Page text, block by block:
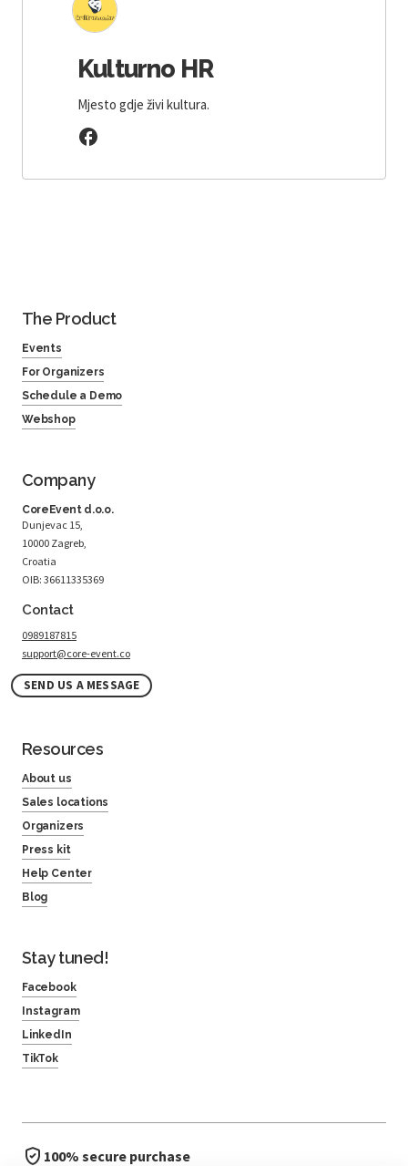
Kulturno HR
Mjesto gdje živi kultura.
The Product
Events
For Organizers
Schedule a Demo
Webshop
Company
CoreEvent d.o.o.
Dunjevac 15,
10000 Zagreb,
Croatia
OIB: 36611335369
Contact
0989187815
support@core-event.co
SEND US A MESSAGE
Resources
About us
Sales locations
Organizers
Press kit
Help Center
Blog
Stay tuned!
Facebook
Instagram
LinkedIn
TikTok
100% secure purchase